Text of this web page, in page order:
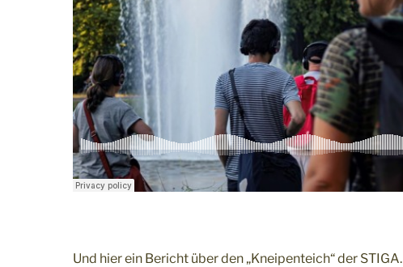
Und hier ein Bericht über den „Kneipenteich“ der STIGA.